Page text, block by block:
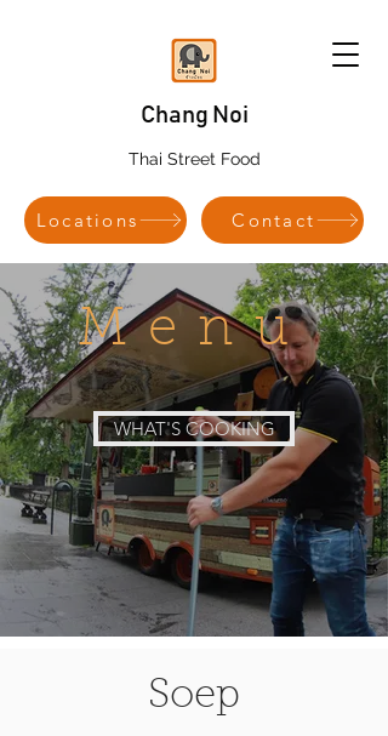
Chang Noi
Thai Street Food
Locations Contact
Menu
WHAT'S COOKING
Soep